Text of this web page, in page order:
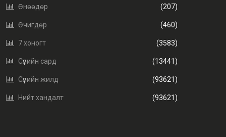
Өнөөдөр (207)
Өчигдөр (460)
7 хоногт (3583)
Сүүлийн сард (13441)
Сүүлийн жилд (93621)
Нийт хандалт (93621)